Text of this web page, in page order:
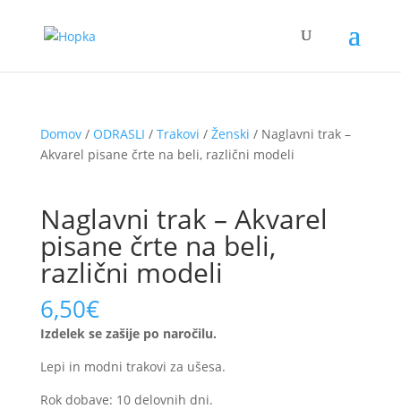
Domov/ ODRASLI / Trakovi / Ženski / Naglavni trak –
Akvarel pisane črte na beli, različni modeli
Naglavni trak – Akvarel
pisane črte na beli,
različni modeli
6,50€
Izdelek se zašije po naročilu.
Lepi in modni trakovi za ušesa.
Rok dobave: 10 delovnih dni.